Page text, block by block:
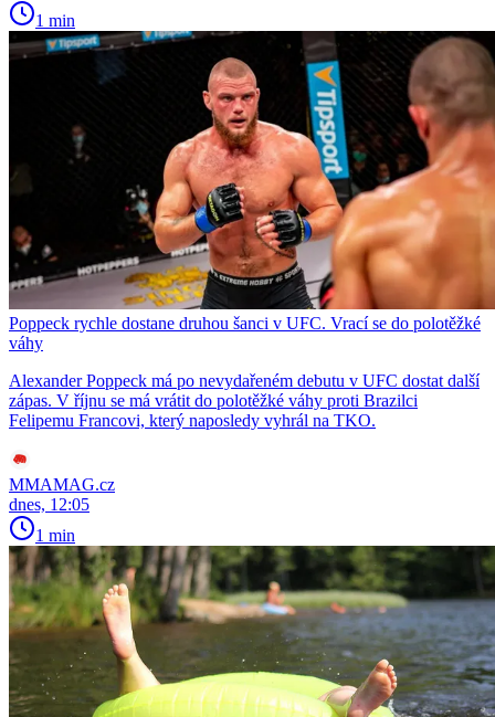
1 min
Poppeck rychle dostane druhou šanci v UFC. Vrací se do polotěžké
váhy
Alexander Poppeck má po nevydařeném debutu v UFC dostat další
zápas. V říjnu se má vrátit do polotěžké váhy proti Brazilci
Felipemu Francovi, který naposledy vyhrál na TKO.
MMAMAG.cz
dnes, 12:05
1 min